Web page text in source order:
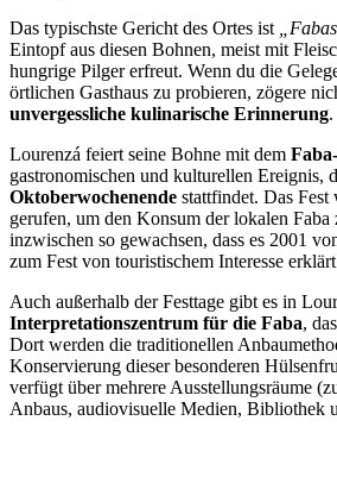
Das typischste Gericht des Ortes ist
Eintopf aus diesen Bohnen, meist mit
hungrige Pilger erfreut. Wenn du die
örtlichen Gasthaus zu probieren, zögere
unvergessliche kulinarische Erinnerung.
Lourenzá feiert seine Bohne mit dem
gastronomischen und kulturellen Ereignis,
Oktoberwochenende stattfindet. Das
gerufen, um den Konsum der lokalen
inzwischen so gewachsen, dass es 2001
zum Fest von touristischem Interesse
Auch außerhalb der Festtage gibt es in
Interpretationszentrum für die Faba,
Dort werden die traditionellen
Konservierung dieser besonderen
verfügt über mehrere Ausstellungsräume
Anbaus, audiovisuelle Medien, Bibliothek